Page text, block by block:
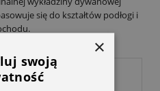
się do kształtów podłogi i
×
swoją